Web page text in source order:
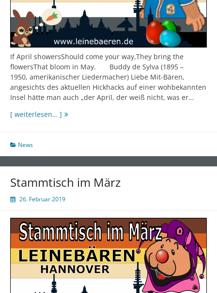
If April showersShould come your way,They bring the
flowersThat bloom in May. Buddy de Sylva (1895 –
1950, amerikanischer Liedermacher) Liebe Mit-Bären,
angesichts des aktuellen Hickhacks auf einer wohbekannten
Insel hätte man auch „der April, der weiß nicht, was er…
[ weiterlesen… ] Stammtisch
News
Stammtisch im März
26. Februar 2019